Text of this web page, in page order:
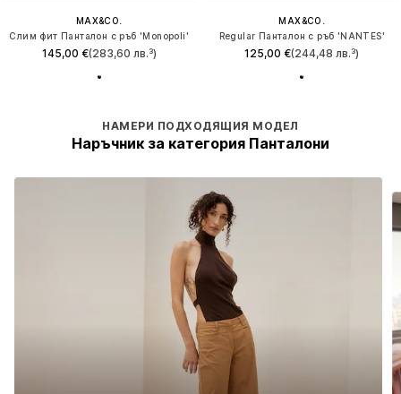
MAX&CO.
Слим фит Панталон с ръб 'Monopoli'
145,00 €(283,60 лв.³)
MAX&CO.
Regular Панталон с ръб 'NANTES'
125,00 €(244,48 лв.³)
НАМЕРИ ПОДХОДЯЩИЯ МОДЕЛ
Наръчник за категория Панталони